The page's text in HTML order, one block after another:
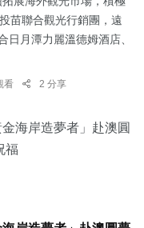
苗聯合觀光行銷團，遠
日月潭力麗溫德姆酒店、
看 2 分享